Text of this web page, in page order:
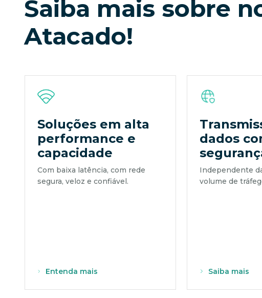
Saiba mais sobre
Atacado!
Soluções em alta
performance e
capacidade
Com baixa latência, com rede
segura, veloz e confiável.
Entenda mais
dados
Independente
volume de
Saiba mais